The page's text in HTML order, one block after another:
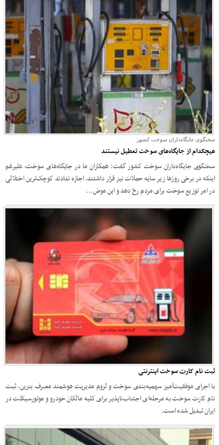
سخنگوی جایگاه‌داران سوخت کشور:
هیچکدام از جایگاه‌های سوخت تعطیل نیستند
سخنگوی جایگاه‌داران سوخت کشور گفت: همکاران ما در جایگاه‌های سوخت، علیرغم
اینکه در برخی روزها زیر سایه حملات نیز قرار داشتند، اجازه ندادند کوچک‌ترین اختلالی
در امر توزیع سوخت برای مردم رخ دهد و این موض...
ثبت نام کارت سوخت اینترنتی
با اجرای موفقیت‌آمیز سهمیه‌بندی سوخت و لزوم مدیریت هوشمند مصرف بنزین، ثبت
نام کارت سوخت به مرحله‌ای اجتناب‌ناپذیر برای کلیه مالکان خودرو و موتورسیکلت در
ایران تبدیل شده است.